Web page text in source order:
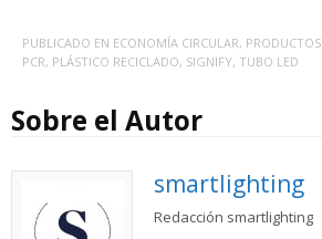
PUBLICADO EN ECONOMÍA CIRCULAR, PRODUCTOS
PCR, PLÁSTICO RECICLADO, SIGNIFY, TUBO LED
Sobre el Autor
smartlighting
Redacción smartlighting